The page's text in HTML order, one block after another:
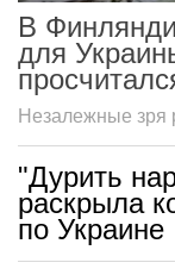
В
для
Незалежные зря
"Дурить
раскрыла
по Украине